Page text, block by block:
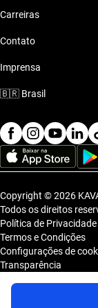
Carreiras
Contato
Imprensa
🇧🇷 Brasil
Copyright © 2026
Todos os direitos
Política de Privacidade
Termos e Condições
Configurações de
Transparência
KAVAK TECNOLOGIA